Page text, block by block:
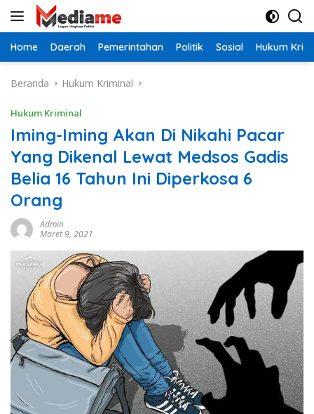
Langsung
Home Daerah Pemerintahan Politik Sosial Hukum
Beranda Hukum Kriminal
Hukum Kriminal
Iming-Iming Akan Di Nikahi Pacar
Yang Dikenal Lewat Medsos Gadis
Belia 16 Tahun Ini Diperkosa 6
Orang
Admin
Maret 9, 2021